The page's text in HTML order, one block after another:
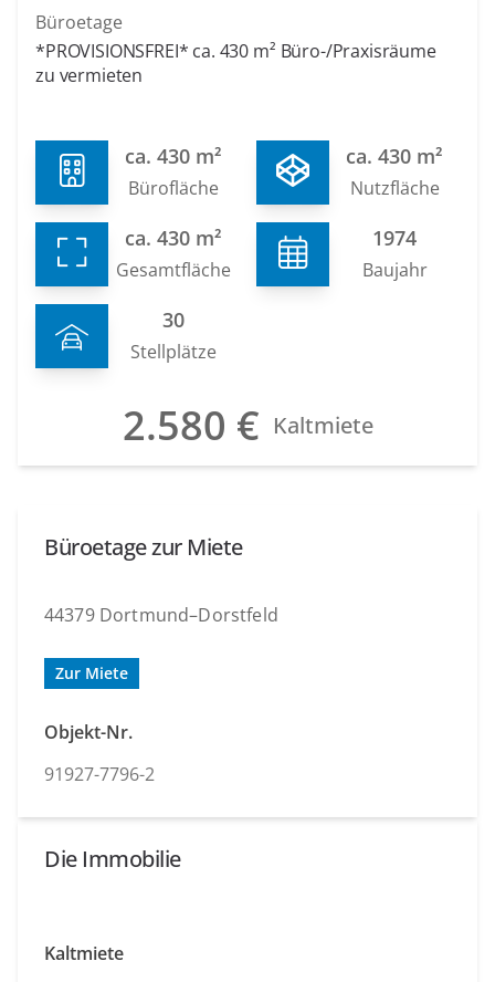
Büroetage
*PROVISIONSFREI* ca. 430 m² Büro-/Praxisräume
zu vermieten
ca. 430 m²
Bürofläche
ca. 430 m²
Nutzfläche
ca. 430 m²
Gesamtfläche
1974
Baujahr
30
Stellplätze
2.580 € Kaltmiete
Büroetage zur Miete
44379 Dortmund–Dorstfeld
Zur Miete
Objekt-Nr.
91927-7796-2
Die Immobilie
Kaltmiete